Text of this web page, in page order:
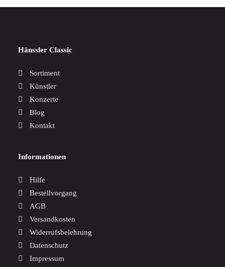
Hänssler Classic
Sortiment
Künstler
Konzerte
Blog
Kontakt
Informationen
Hilfe
Bestellvorgang
AGB
Versandkosten
Widerrufsbelehrung
Datenschutz
Impressum